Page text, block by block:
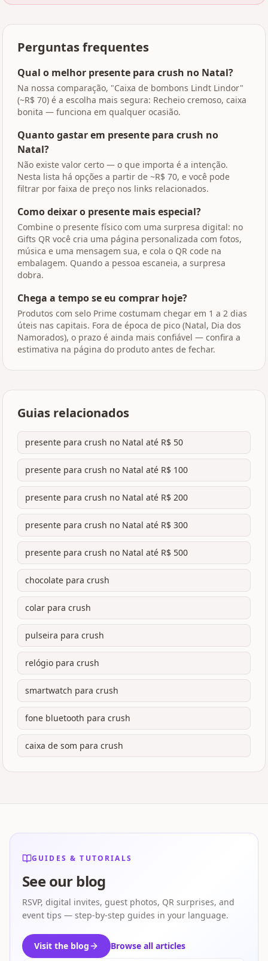
Perguntas frequentes
Qual o melhor presente para crush no Natal?
Na nossa comparação, "Caixa de bombons Lindt Lindor"
(~R$ 70) é a escolha mais segura: Recheio cremoso, caixa
bonita — funciona em qualquer ocasião.
Quanto gastar em presente para crush no
Natal?
Não existe valor certo — o que importa é a intenção.
Nesta lista há opções a partir de ~R$ 70, e você pode
filtrar por faixa de preço nos links relacionados.
Como deixar o presente mais especial?
Combine o presente físico com uma surpresa digital: no
Gifts QR você cria uma página personalizada com fotos,
música e uma mensagem sua, e cola o QR code na
embalagem. Quando a pessoa escaneia, a surpresa
dobra.
Chega a tempo se eu comprar hoje?
Produtos com selo Prime costumam chegar em 1 a 2 dias
úteis nas capitais. Fora de época de pico (Natal, Dia dos
Namorados), o prazo é ainda mais confiável — confira a
estimativa na página do produto antes de fechar.
Guias relacionados
presente para crush no Natal até R$ 50
presente para crush no Natal até R$ 100
presente para crush no Natal até R$ 200
presente para crush no Natal até R$ 300
presente para crush no Natal até R$ 500
chocolate para crush
colar para crush
pulseira para crush
relógio para crush
smartwatch para crush
fone bluetooth para crush
caixa de som para crush
GUIDES & TUTORIALS
See our blog
RSVP, digital invites, guest photos, QR surprises, and
event tips — step-by-step guides in your language.
Visit the blog Browse all articles